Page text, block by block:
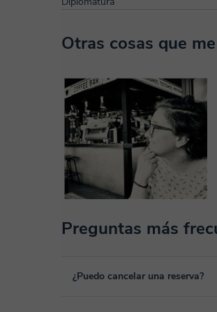
Otras cosas que
Preguntas más
¿Puedo cancelar una reserva?